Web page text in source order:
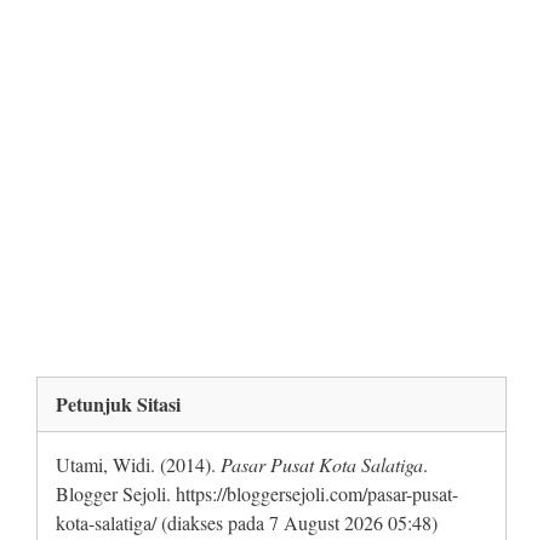
Petunjuk Sitasi
Utami, Widi. (2014). Pasar Pusat Kota Salatiga.
Blogger Sejoli. https://bloggersejoli.com/pasar-pusat-
kota-salatiga/ (diakses pada 7 August 2026 05:48)